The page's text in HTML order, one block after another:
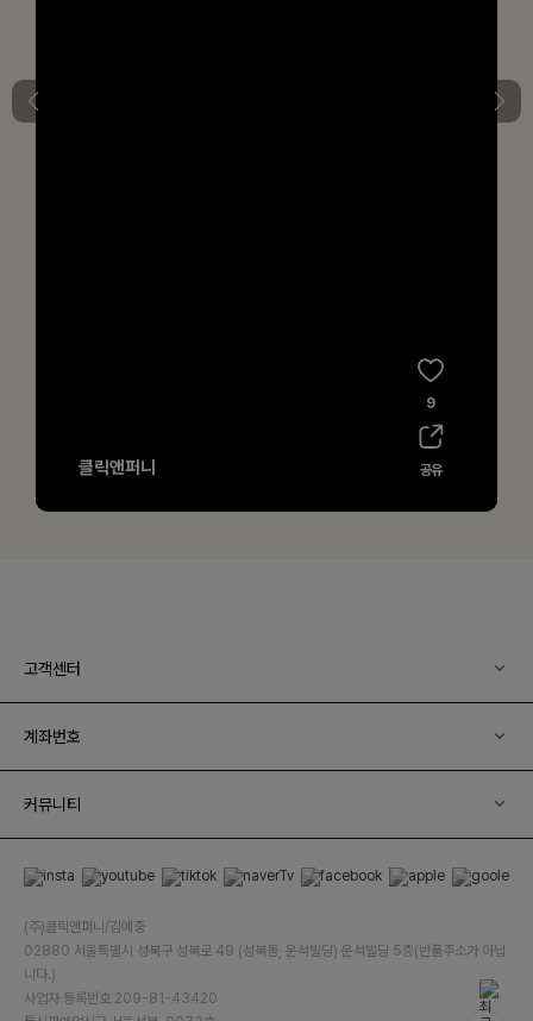
고객센터
계좌번호
커뮤니티
(주)클릭앤퍼니/김예중
02880 서울특별시 성북구 성북로 49 (성북동, 운석빌딩) 운석빌딩 5층(반품주소가 아닙
니다.)
사업자 등록번호 209-81-43420